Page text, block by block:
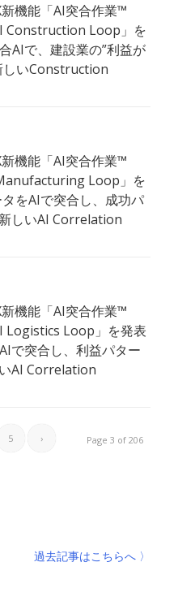
機能「AI突合作業™︎
Construction Loop」を
で、建設業の”利益が
しいConstruction
機能「AI突合作業™
Loop」を
をAIで突合し、成功パ
しいAI Correlation
機能「AI突合作業™
Logistics Loop」を発表
で突合し、利益パター
AI Correlation
Page 3 of 206
5 ›
過去記事はこちらへ 〉